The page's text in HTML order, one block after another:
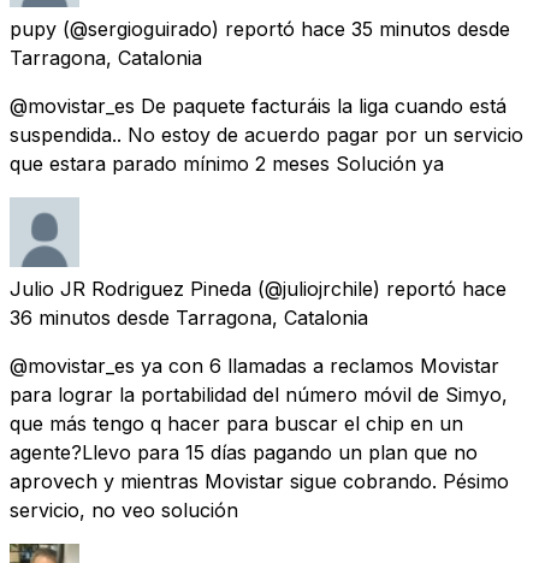
pupy (@sergioguirado) reportó hace 35 minutos desde
Tarragona, Catalonia
@movistar_es De paquete facturáis la liga cuando está
suspendida.. No estoy de acuerdo pagar por un servicio
que estara parado mínimo 2 meses Solución ya
Julio JR Rodriguez Pineda (@juliojrchile) reportó hace
36 minutos desde Tarragona, Catalonia
@movistar_es ya con 6 llamadas a reclamos Movistar
para lograr la portabilidad del número móvil de Simyo,
que más tengo q hacer para buscar el chip en un
agente?Llevo para 15 días pagando un plan que no
aprovech y mientras Movistar sigue cobrando. Pésimo
servicio, no veo solución